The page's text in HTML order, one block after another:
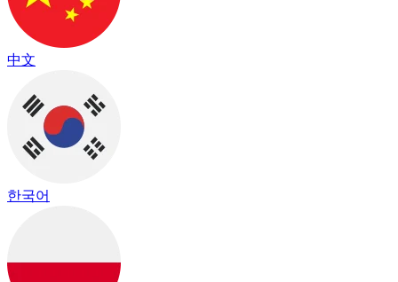
中文
한국어